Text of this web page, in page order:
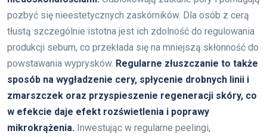
pozbyć się nieestetycznych zaskórników. Dla osób z cerą
tłustą szczególnie istotna jest ich zdolność do regulowania
produkcji sebum, co przekłada się na mniejszą skłonność do
powstawania wyprysków. Regularne złuszczanie to także
sposób na wygładzenie cery, spłycenie drobnych linii i
zmarszczek oraz przyspieszenie regeneracji skóry, co
w efekcie daje efekt rozświetlenia i poprawy
mikrokrążenia. Inwestując w regularne peelingi,